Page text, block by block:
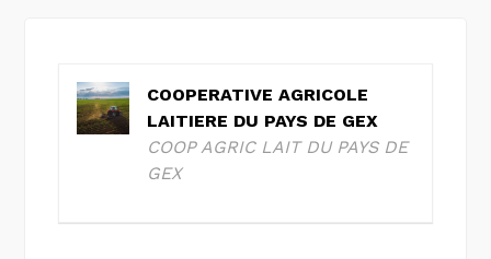
COOPERATIVE AGRICOLE
LAITIERE DU PAYS DE GEX
COOP AGRIC LAIT DU PAYS DE
GEX